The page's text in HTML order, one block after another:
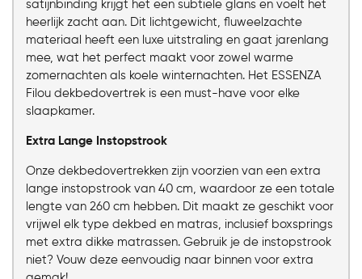
satijnbinding krijgt het een subtiele glans en voelt het
heerlijk zacht aan. Dit lichtgewicht, fluweelzachte
materiaal heeft een luxe uitstraling en gaat jarenlang
mee, wat het perfect maakt voor zowel warme
zomernachten als koele winternachten. Het ESSENZA
Filou dekbedovertrek is een must-have voor elke
slaapkamer.
Extra Lange Instopstrook
Onze dekbedovertrekken zijn voorzien van een extra
lange instopstrook van 40 cm, waardoor ze een totale
lengte van 260 cm hebben. Dit maakt ze geschikt voor
vrijwel elk type dekbed en matras, inclusief boxsprings
met extra dikke matrassen. Gebruik je de instopstrook
niet? Vouw deze eenvoudig naar binnen voor extra